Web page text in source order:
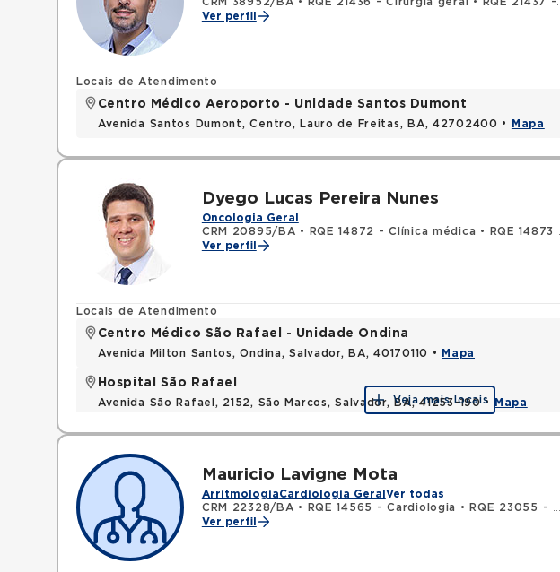
Ver perfil
Locais de Atendimento
Centro Médico Aeroporto - Unidade Santos Dumont
Avenida Santos Dumont, Centro, Lauro de Freitas, BA, 42702400 • Mapa
Dyego Lucas Pereira Nunes
Oncologia Geral
CRM 20895/BA • RQE 14872 - Clínica médica •
RQE 14873 - Oncologia clínica
Ver perfil
Locais de Atendimento
Centro Médico São Rafael - Unidade Ondina
Avenida Milton Santos, Ondina, Salvador, BA, 40170110 • Mapa
Hospital São Rafael
Avenida São Rafael, 2152, São Marcos, Salvador, BA, 41253-190 • Mapa
Veja mais locais
Mauricio Lavigne Mota
ArritmologiaCardiologia Geral Ver todas
CRM 22328/BA • RQE 14565 - Cardiologia •
RQE 23055 - Clínica médica
Ver perfil